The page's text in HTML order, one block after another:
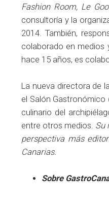
Fashion Room, Le
consultoría y la
2014. También,
colaborado en
hace 15 años, es
La nueva directora de
el Salón
culinario del
entre otros medios. Su
perspectiva más
Canarias.
Sobre